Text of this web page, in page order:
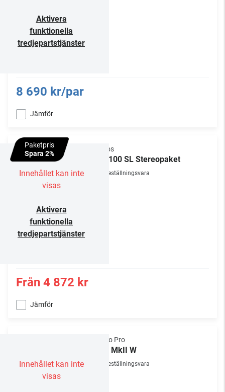
Aktivera
funktionella
tredjepartstjänster
8 690 kr/par
Jämför
Paketpris
Spara 2%
Innehållet kan inte
visas
Aktivera
funktionella
tredjepartstjänster
Sonos
Era 100 SL Stereopaket
Beställningsvara
Från 4 872 kr
Jämför
Innehållet kan inte
visas
Audio Pro
A10 MkII W
Beställningsvara